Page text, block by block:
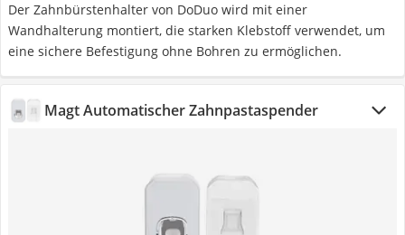
Der Zahnbürstenhalter von DoDuo wird mit einer
Wandhalterung montiert, die starken Klebstoff verwendet, um
eine sichere Befestigung ohne Bohren zu ermöglichen.
Magt Automatischer Zahnpastaspender